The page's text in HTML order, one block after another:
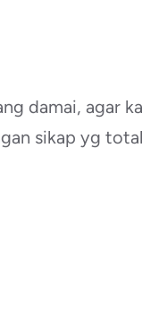
damai, agar
sikap yg